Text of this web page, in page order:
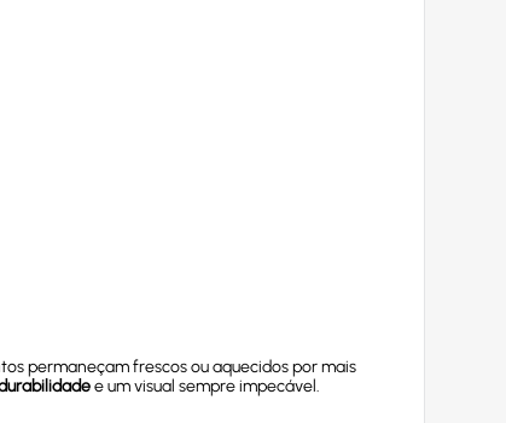
permaneçam frescos ou aquecidos por mais
e um visual sempre impecável.